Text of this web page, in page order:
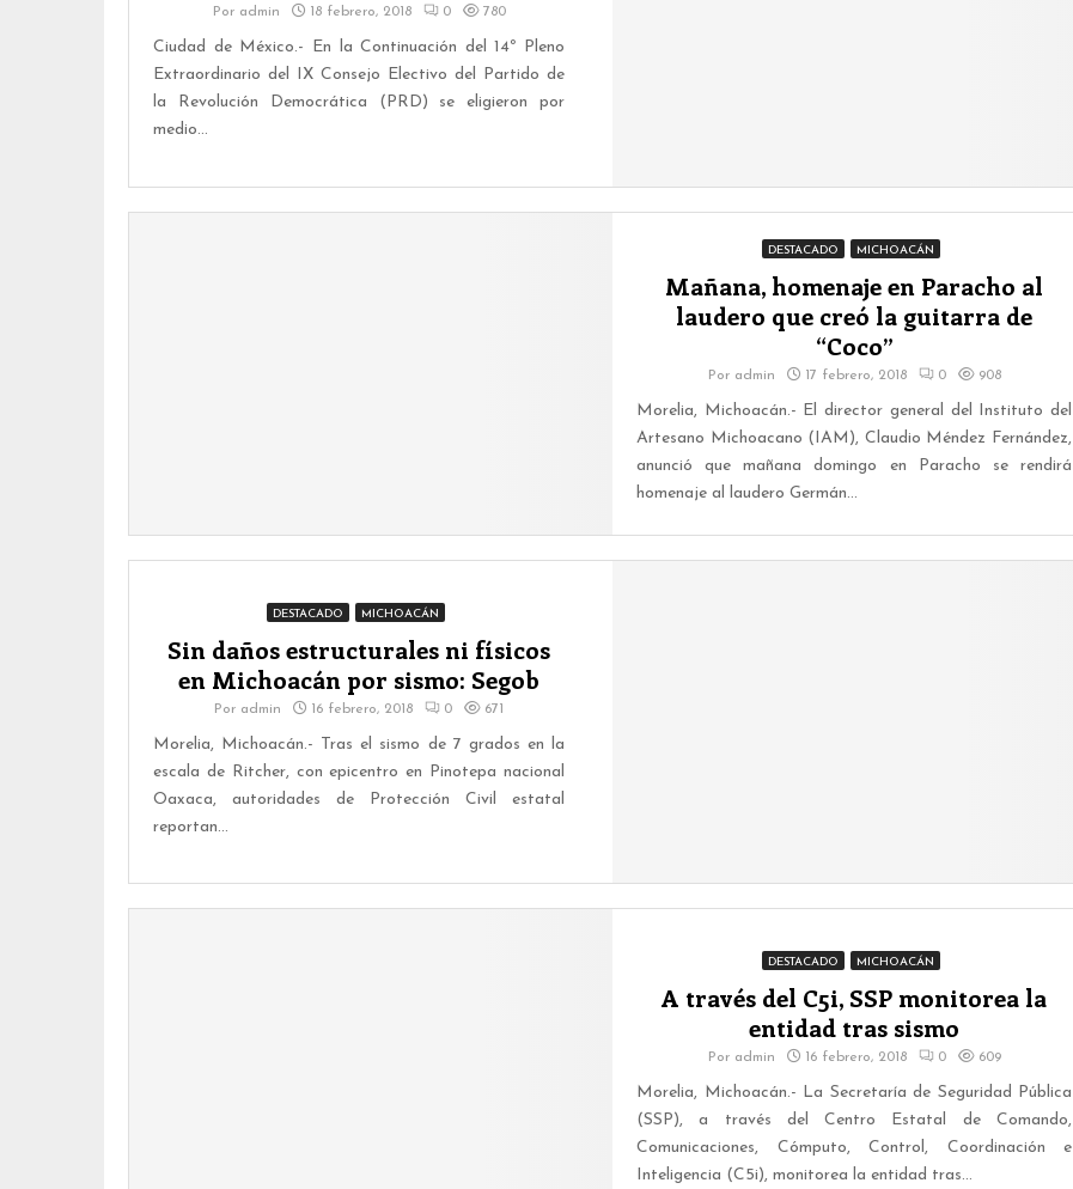
Por admin 18 febrero, 2018 0 780
Ciudad de México.- En la Continuación del 14º Pleno
Extraordinario del IX Consejo Electivo del Partido de
la Revolución Democrática (PRD) se eligieron por
medio...
DESTACADO MICHOACÁN
Mañana, homenaje en Paracho al
laudero que creó la guitarra de
“Coco”
Por admin 17 febrero, 2018 0 908
Morelia, Michoacán.- El director general del Instituto del
Artesano Michoacano (IAM), Claudio Méndez Fernández,
anunció que mañana domingo en Paracho se rendirá
homenaje al laudero Germán...
DESTACADO MICHOACÁN
Sin daños estructurales ni físicos
en Michoacán por sismo: Segob
Por admin 16 febrero, 2018 0 671
Morelia, Michoacán.- Tras el sismo de 7 grados en la
escala de Ritcher, con epicentro en Pinotepa nacional
Oaxaca, autoridades de Protección Civil estatal
reportan...
DESTACADO MICHOACÁN
A través del C5i, SSP monitorea la
entidad tras sismo
Por admin 16 febrero, 2018 0 609
Morelia, Michoacán.- La Secretaría de Seguridad Pública
(SSP), a través del Centro Estatal de Comando,
Comunicaciones, Cómputo, Control, Coordinación e
Inteligencia (C5i), monitorea la entidad tras...